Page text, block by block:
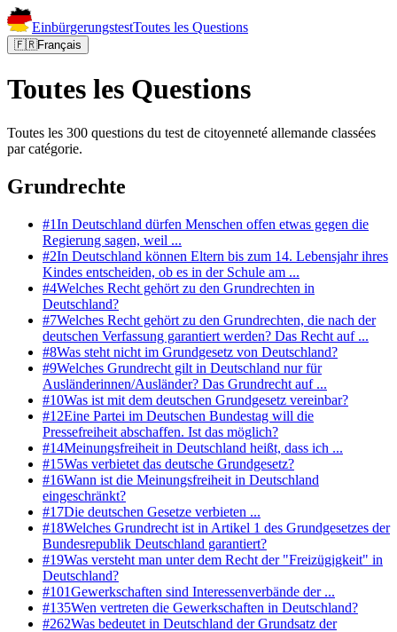
EinbürgerungstestToutes les Questions
🇫🇷Français
Toutes les Questions
Toutes les 300 questions du test de citoyenneté allemande classées
par catégorie.
Grundrechte
#1In Deutschland dürfen Menschen offen etwas gegen die
Regierung sagen, weil ...
#2In Deutschland können Eltern bis zum 14. Lebensjahr ihres
Kindes entscheiden, ob es in der Schule am ...
#4Welches Recht gehört zu den Grundrechten in
Deutschland?
#7Welches Recht gehört zu den Grundrechten, die nach der
deutschen Verfassung garantiert werden? Das Recht auf ...
#8Was steht nicht im Grundgesetz von Deutschland?
#9Welches Grundrecht gilt in Deutschland nur für
Ausländerinnen/Ausländer? Das Grundrecht auf ...
#10Was ist mit dem deutschen Grundgesetz vereinbar?
#12Eine Partei im Deutschen Bundestag will die
Pressefreiheit abschaffen. Ist das möglich?
#14Meinungsfreiheit in Deutschland heißt, dass ich ...
#15Was verbietet das deutsche Grundgesetz?
#16Wann ist die Meinungsfreiheit in Deutschland
eingeschränkt?
#17Die deutschen Gesetze verbieten ...
#18Welches Grundrecht ist in Artikel 1 des Grundgesetzes der
Bundesrepublik Deutschland garantiert?
#19Was versteht man unter dem Recht der "Freizügigkeit" in
Deutschland?
#101Gewerkschaften sind Interessenverbände der ...
#135Wen vertreten die Gewerkschaften in Deutschland?
#262Was bedeutet in Deutschland der Grundsatz der